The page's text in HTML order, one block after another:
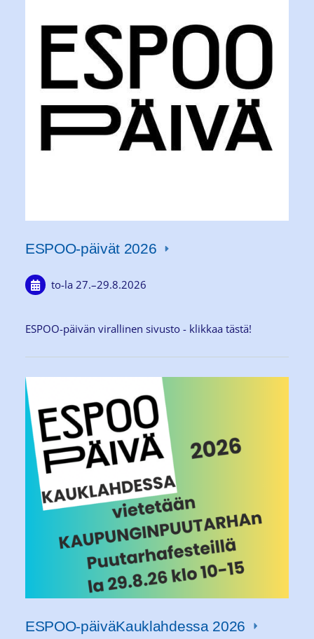
ESPOO-päivät 2026
to-la 27.–29.8.2026
ESPOO-päivän virallinen sivusto - klikkaa tästä!
ESPOO-päiväKauklahdessa 2026